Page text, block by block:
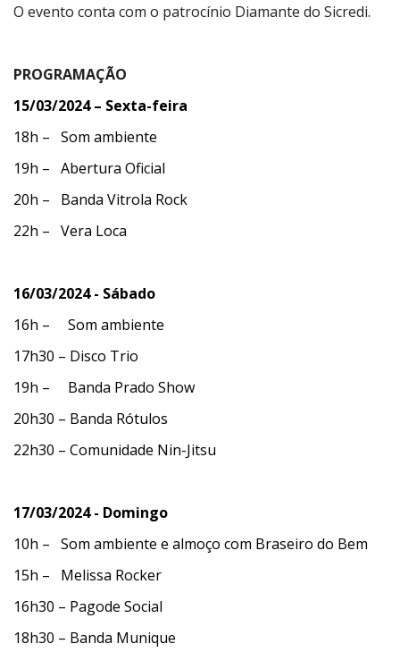
O evento conta com o patrocínio Diamante do Sicredi.
PROGRAMAÇÃO
15/03/2024 – Sexta-feira
18h – Som ambiente
19h – Abertura Oficial
20h – Banda Vitrola Rock
22h – Vera Loca
16/03/2024 - Sábado
16h – Som ambiente
17h30 – Disco Trio
19h – Banda Prado Show
20h30 – Banda Rótulos
22h30 – Comunidade Nin-Jitsu
17/03/2024 - Domingo
10h – Som ambiente e almoço com Braseiro do Bem
15h – Melissa Rocker
16h30 – Pagode Social
18h30 – Banda Munique